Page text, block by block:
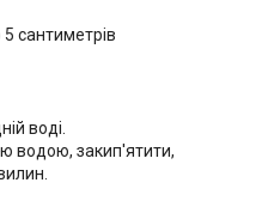
сантиметрів
воді.
водою, закип'ятити,